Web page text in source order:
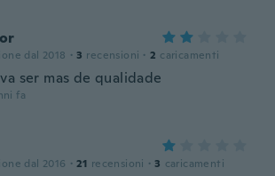
dal 2018 · 3 recensioni · 2 caricamenti
ser mas de qualidade
fa
dal 2016 · 21 recensioni · 3 caricamenti